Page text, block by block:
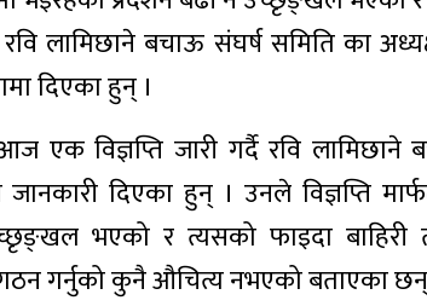
लामिछाने बचाऊ संघर्ष समिति का
दिएका हुन् ।
एक विज्ञप्ति जारी गर्दै रवि
जानकारी दिएका हुन् । उनले विज्ञप्ति
भएको र त्यसको फाइदा
गर्नुको कुनै औचित्य नभएको बताएका